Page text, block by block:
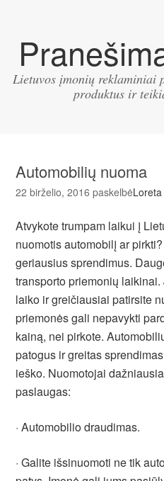
Lietuvos įmonių reklaminiai
produktus ir
Automobilių nuoma
22 birželio, 2016 paskelbėLoreta
Atvykote trumpam laikui į
nuomotis automobilį ar
geriausius sprendimus.
transporto priemonių
laiko ir greičiausiai patirsite
priemonės gali nepavykti
kainą, nei pirkote.
patogus ir greitas
ieško. Nuomotojai
paslaugas:
· Automobilio draudimas.
· Galite išsinuomoti ne tik